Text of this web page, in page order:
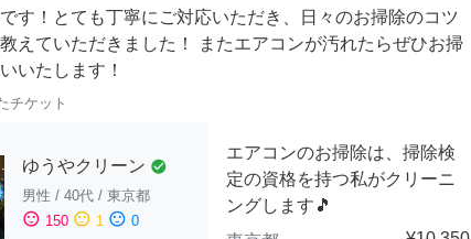
す！とても丁寧にご対応いただき、日々のお掃除のコツ
えていただきました！ またエアコンが汚れたらぜひお掃
いたします！
チケット
ゆうやクリーン check_circle
男性 / 40代 / 東京都
sentiment_satisfied 150 sentiment_neutral 1 sentiment_dissatisfied 0
エアコンのお掃除は、掃除検
定の資格を持つ私がクリーニ
ングします🎵